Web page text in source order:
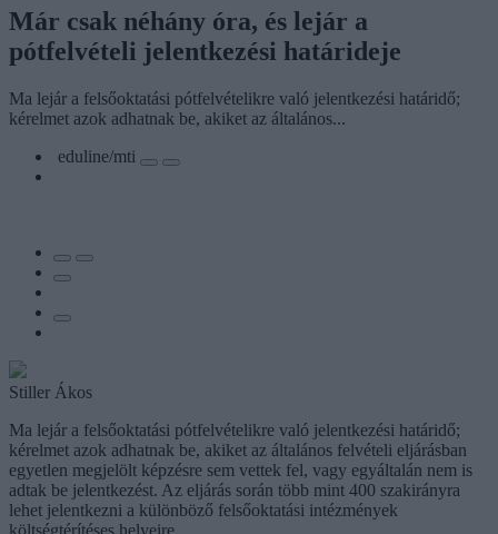
Már csak néhány óra, és lejár a
pótfelvételi jelentkezési határideje
Ma lejár a felsőoktatási pótfelvételikre való jelentkezési határidő;
kérelmet azok adhatnak be, akiket az általános...
eduline/mti
Stiller Ákos
Ma lejár a felsőoktatási pótfelvételikre való jelentkezési határidő;
kérelmet azok adhatnak be, akiket az általános felvételi eljárásban
egyetlen megjelölt képzésre sem vettek fel, vagy egyáltalán nem is
adtak be jelentkezést. Az eljárás során több mint 400 szakirányra
lehet jelentkezni a különböző felsőoktatási intézmények
költségtérítéses helyeire.